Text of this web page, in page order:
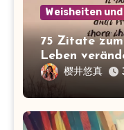
Weisheiten
75 Zitate
Leben
樱井悠真